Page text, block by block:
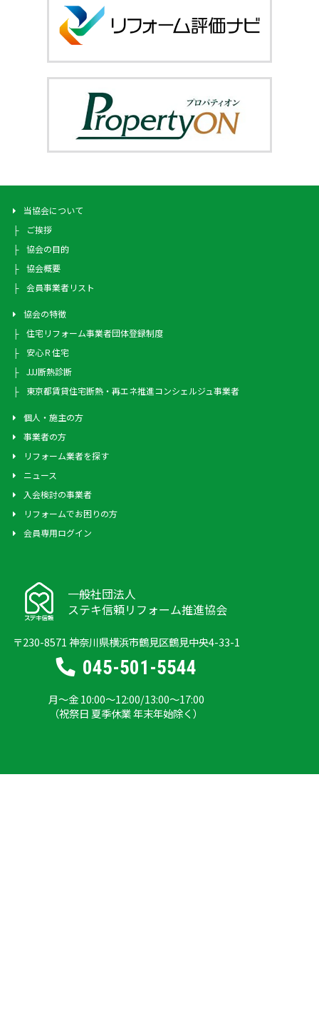
一般社団法人
ステキ信頼リフォーム推進協会
〒230-8571 神奈川県横浜市鶴見区鶴見中央4-33-1
045-501-5544
月～金 10:00～12:00/13:00～17:00
（祝祭日 夏季休業 年末年始除く）
当協会について
ご挨拶
協会の目的
協会概要
会員事業者リスト
協会の特徴
住宅リフォーム事業者団体登録制度
安心Ｒ住宅
JJJ断熱診断
東京都賃貸住宅断熱・再エネ推進コンシェルジュ事業者
個人・施主の方
事業者の方
リフォーム業者を探す
ニュース
入会検討の事業者
リフォームでお困りの方
会員専用ログイン